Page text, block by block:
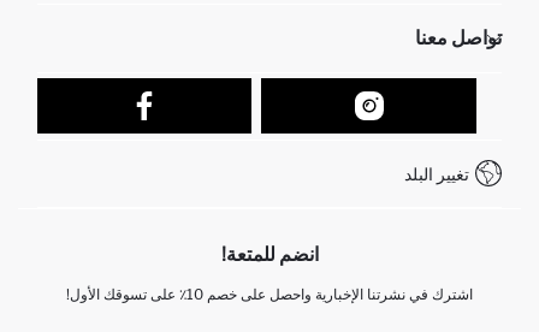
عمليات الارجاع و الاستبدال السهلة
تتبع الشحنة
كيف يمكنك التسوق في ديفاكتو ؟
كيف تدفع في ديفاكتو؟
تواصل معنا
نموذج الاتصال
+212 525 076 633 خدمة العملاءتغيير البلد
انضم للمتعة!
اشترك في نشرتنا الإخبارية واحصل على خصم 10٪ على تسوقك الأول!